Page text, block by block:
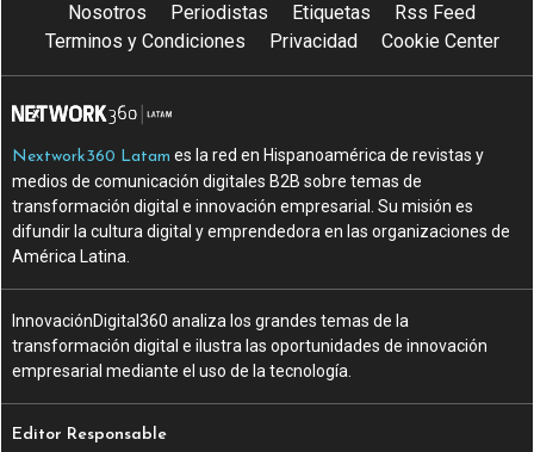
Nosotros Periodistas Etiquetas
Rss Feed
Terminos y Condiciones
Privacidad Cookie Center
Nextwork360 Latam es la red en Hispanoamérica de revistas y
medios de comunicación digitales B2B sobre temas de
transformación digital e innovación empresarial. Su misión es
difundir la cultura digital y emprendedora en las organizaciones de
América Latina.
InnovaciónDigital360 analiza los grandes temas de la
transformación digital e ilustra las oportunidades de innovación
empresarial mediante el uso de la tecnología.
Editor Responsable